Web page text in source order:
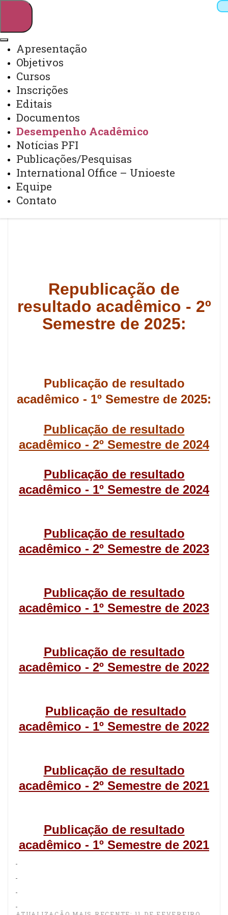
Webmail
Arquivo Virtual
Campus
Apresentação
Objetivos
Cursos
Inscrições
Editais
Documentos
Desempenho Acadêmico
Notícias PFI
Publicações/Pesquisas
International Office – Unioeste
Equipe
Contato
Resultado Acadêmico
Republicação de
resultado acadêmico - 2º
Semestre de 2025:
Publicação de resultado
acadêmico - 1º Semestre de 2025:
Publicação de resultado
acadêmico - 2º Semestre de 2024
Publicação de resultado
acadêmico - 1º Semestre de 2024
Publicação de resultado
acadêmico - 2º Semestre de 2023
Publicação de resultado
acadêmico - 1º Semestre de 2023
Publicação de resultado
acadêmico - 2º Semestre de 2022
Publicação de resultado
acadêmico - 1º Semestre de 2022
Publicação de resultado
acadêmico - 2º Semestre de 2021
Publicação de resultado
acadêmico - 1º Semestre de 2021